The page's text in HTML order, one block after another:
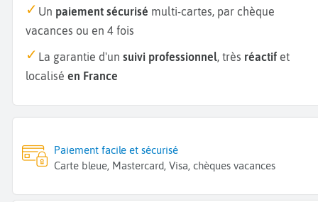
Un paiement sécurisé multi-cartes, par chèque
vacances ou en 4 fois
La garantie d'un suivi professionnel, très réactif et
localisé en France
Paiement facile et sécurisé
Carte bleue, Mastercard, Visa, chèques vacances